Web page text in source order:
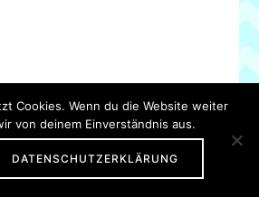
Cookies. Wenn du die Website weiter
von deinem Einverständnis aus.
DATENSCHUTZERKLÄRUNG